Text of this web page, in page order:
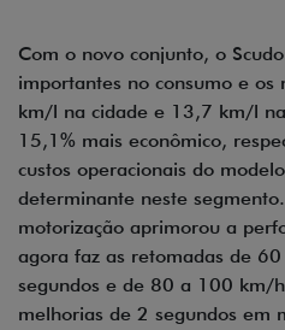
Com o novo conjunto, o
importantes no consumo e
km/l na cidade e 13,7 km/l
15,1% mais econômico,
custos operacionais do
determinante neste
motorização aprimorou a
agora faz as retomadas de
segundos e de 80 a 100 km/
melhorias de 2 segundos em